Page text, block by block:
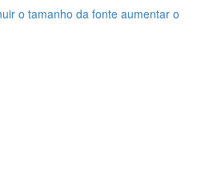
o tamanho da fonte aumentar o
Conosco